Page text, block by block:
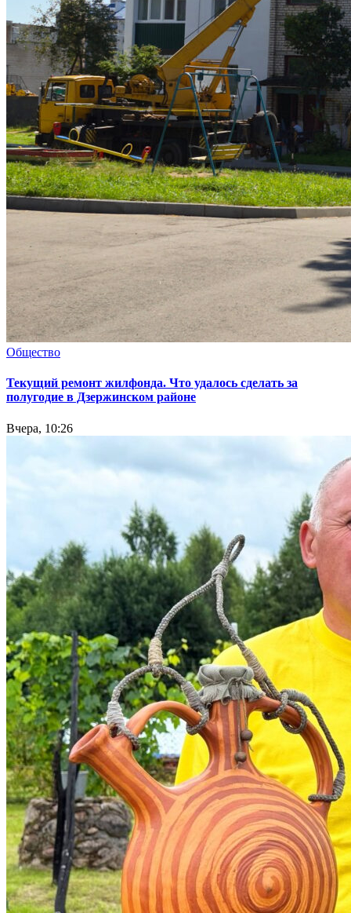
Общество
Текущий ремонт жилфонда. Что удалось сделать за
полугодие в Дзержинском районе
Вчера, 10:26